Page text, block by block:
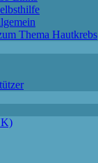
Thema Hautkrebs